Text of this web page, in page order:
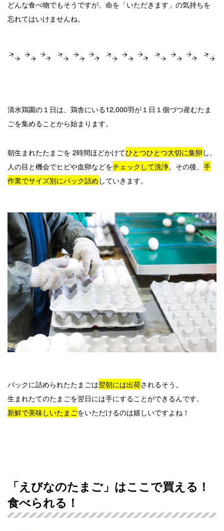
どんな食べ物でもそうですが、命を「いただきます」の気持ちを
忘れてはいけませんね。
清水鶏園の１日は、鶏舎にいる12,000羽が１日１個づつ産むたま
ごを集めることから始まります。
朝生まれたたまごを 2時間ほどかけてひとつひとつ大切に集卵し、
人の目と機会でヒビや血卵などをチェックして洗浄。その後、 手
作業でサイズ別にパック詰めしていきます。
パックに詰められたたまごは翌朝には出荷されるそう。
生まれたてのたまごを翌日には手にすることができるんです。
新鮮で美味しいたまごをいただけるのは嬉しいですよね！
「えびなのたまご」はここで買える！
食べられる！